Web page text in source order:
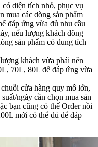
diện tích nhỏ, phục vụ
mua các dòng sản phẩm
đáp ứng vừa đủ nhu cầu
nếu lượng khách đông
sản phẩm có dung tích
khách vừa phải nên
70L, 80L để đáp ứng vừa
cửa hàng quy mô lớn,
ngày cần chọn mua sản
bạn cũng có thể Order nồi
mới có thể đủ để đáp